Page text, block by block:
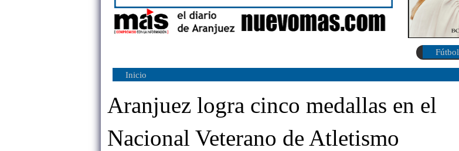
Fútbol
Inicio
Aranjuez logra cinco medallas en el
Nacional Veterano de Atletismo